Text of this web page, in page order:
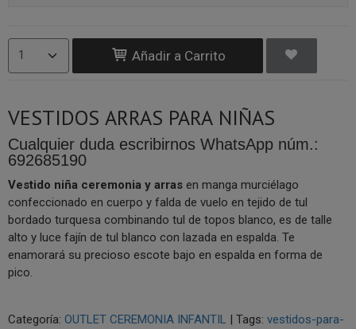
Añadir a Carrito
VESTIDOS ARRAS PARA NIÑAS
Cualquier duda escribirnos WhatsApp núm.:
692685190
Vestido niña ceremonia y arras en manga murciélago
confeccionado en cuerpo y falda de vuelo en tejido de tul
bordado turquesa combinando tul de topos blanco, es de talle
alto y luce fajín de tul blanco con lazada en espalda. Te
enamorará su precioso escote bajo en espalda en forma de
pico.
Categoría: OUTLET CEREMONIA INFANTIL | Tags: vestidos-para-